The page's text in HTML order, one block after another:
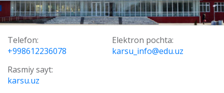
Telefon:
+998612236078
Elektron pochta:
karsu_info@edu.uz
Rasmiy sayt:
karsu.uz